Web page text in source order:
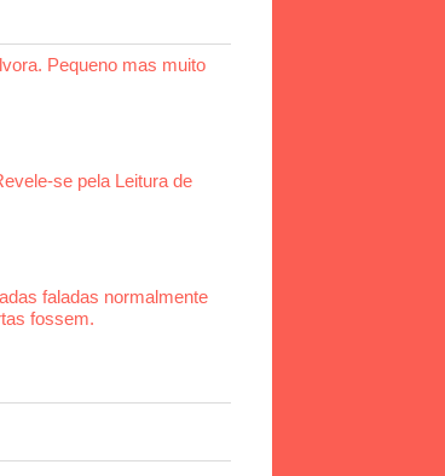
Pequeno mas muito
se pela Leitura de
faladas normalmente
fossem.